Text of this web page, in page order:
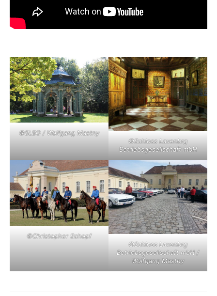
©SLBG / Wolfgang Mastny
©Schloss Laxenbrg
Betriebsgesellschaft mbH
©Christopher Schopf
©Schloss Laxenbrg
Betriebsgesellschaft mbH /
Wolfgang Mastny